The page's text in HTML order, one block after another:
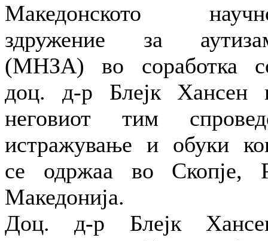
Македонското
здружение за
(МНЗА) во соработка
доц. д-р Блејк Хансен
неговиот тим
истражување и обуки
се одржаа во Скопје,
Македонија.
Доц. д-р Блејк